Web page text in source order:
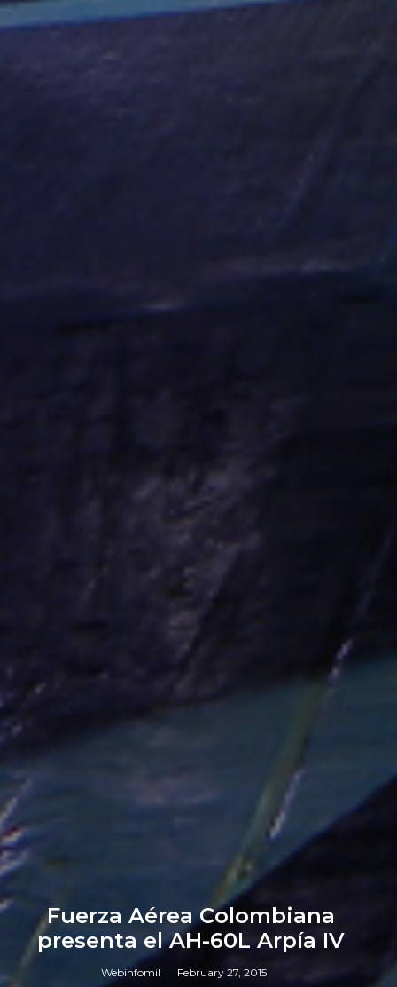
Fuerza Aérea Colombiana
presenta el AH-60L Arpía IV
Webinfomil February 27, 2015